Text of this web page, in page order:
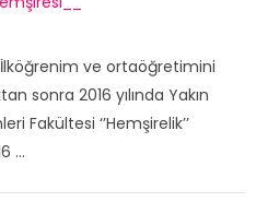
İlköğrenim ve ortaöğretimini
sonra 2016 yılında Yakın
Fakültesi ‘’Hemşirelik’’
...